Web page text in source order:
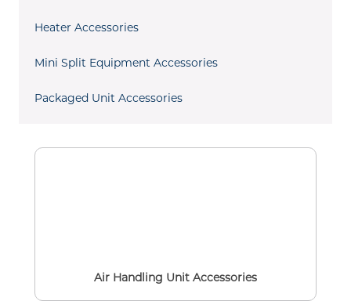
Heater Accessories
Mini Split Equipment Accessories
Packaged Unit Accessories
Air Handling Unit Accessories